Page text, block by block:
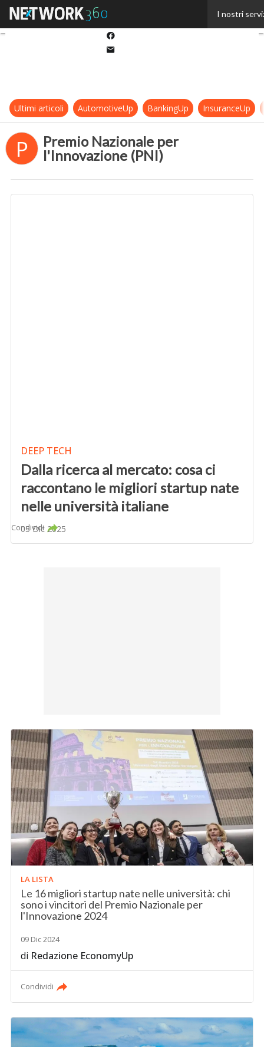
I nostri
Ultimi articoli AutomotiveUp BankingUp InsuranceUp
P
Premio Nazionale per
l'Innovazione (PNI)
DEEP TECH
Dalla ricerca al mercato: cosa ci
raccontano le migliori startup nate
nelle università italiane
05 Dic 2025
Condividi
LA LISTA
Le 16 migliori startup nate nelle università: chi
sono i vincitori del Premio Nazionale per
l'Innovazione 2024
09 Dic 2024
di Redazione EconomyUp
Condividi